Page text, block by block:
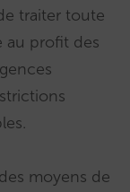
traiter toute
au profit des
moyens de